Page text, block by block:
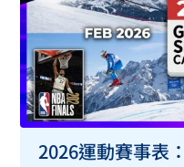
2026運動賽事表